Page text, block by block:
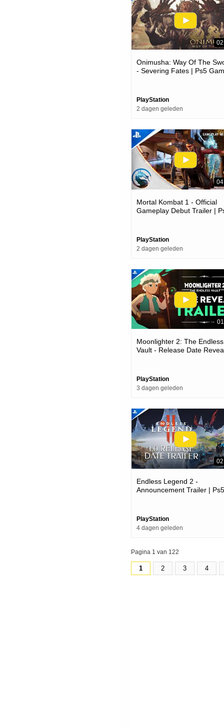
Onimusha: Way Of The
- Severing Fates | Ps5
PlayStation
2 dagen geleden
Mortal Kombat 1 - Official
Gameplay Debut Trailer |
PlayStation
2 dagen geleden
Moonlighter 2: The Endless
Vault - Release Date
PlayStation
3 dagen geleden
Endless Legend 2 -
Announcement Trailer | Ps5
PlayStation
4 dagen geleden
Pagina 1 van 122
1 2 3 4